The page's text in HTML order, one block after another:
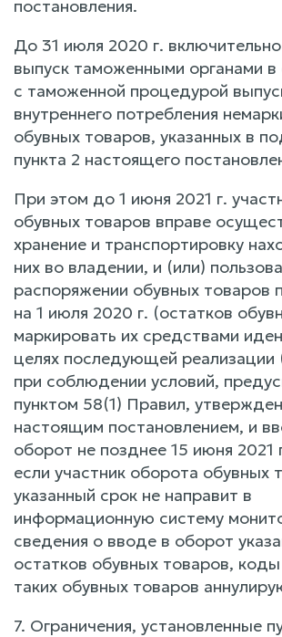
постановления.
До 31 июля 2020 г.
выпуск таможенными органами в
с таможенной процедурой
внутреннего потребления
обувных товаров, указанных в
пункта 2 настоящего
При этом до 1 июня 2021 г.
обувных товаров вправе
хранение и транспортировку
них во владении, и (или)
распоряжении обувных товаров
на 1 июля 2020 г. (остатков
маркировать их средствами
целях последующей
при соблюдении условий,
пунктом 58(1) Правил,
настоящим постановлением, и
оборот не позднее 15 июня 2021
если участник оборота обувных
указанный срок не направит в
информационную систему
сведения о вводе в оборот
остатков обувных товаров,
таких обувных товаров
7. Ограничения, установленные